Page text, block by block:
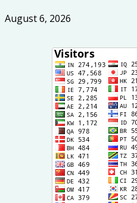
August 6, 2026